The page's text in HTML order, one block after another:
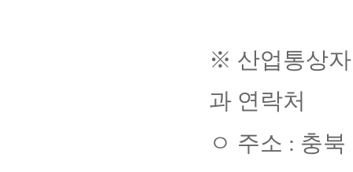
※ 산업통상
과 연락처
ㅇ 주소 : 충